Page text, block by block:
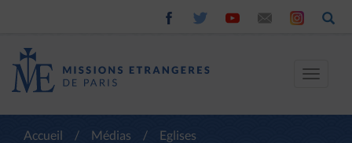
Toggle
Accueil / Médias /
Eglises